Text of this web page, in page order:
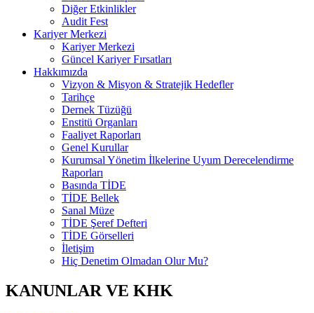
Diğer Etkinlikler
Audit Fest
Kariyer Merkezi
Kariyer Merkezi
Güncel Kariyer Fırsatları
Hakkımızda
Vizyon & Misyon & Stratejik Hedefler
Tarihçe
Dernek Tüzüğü
Enstitü Organları
Faaliyet Raporları
Genel Kurullar
Kurumsal Yönetim İlkelerine Uyum Derecelendirme
Raporları
Basında TİDE
TİDE Bellek
Sanal Müze
TİDE Şeref Defteri
TİDE Görselleri
İletişim
Hiç Denetim Olmadan Olur Mu?
KANUNLAR VE KHK